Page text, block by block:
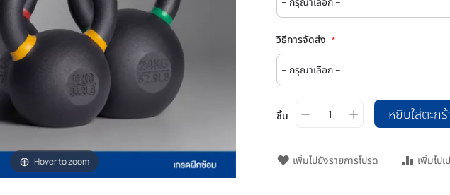
Hover to zoom
วิธีการจัดส่ง
ชิ้น หยิบใส่ตะกร้
เพิ่มไปยังรายการโปรด เพิ่มไป